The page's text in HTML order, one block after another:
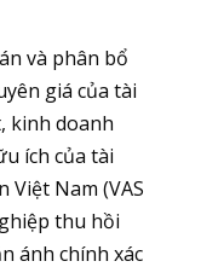
và phân bổ
giá của tài
kinh doanh
ích của tài
Việt Nam (VAS
thu hồi
ánh chính xác